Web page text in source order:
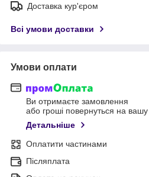
Доставка кур'єром
Всі умови доставки
Умови оплати
Ви отримаєте замовлення
або гроші повернуться на вашу
Детальніше
Оплатити частинами
Післяплата